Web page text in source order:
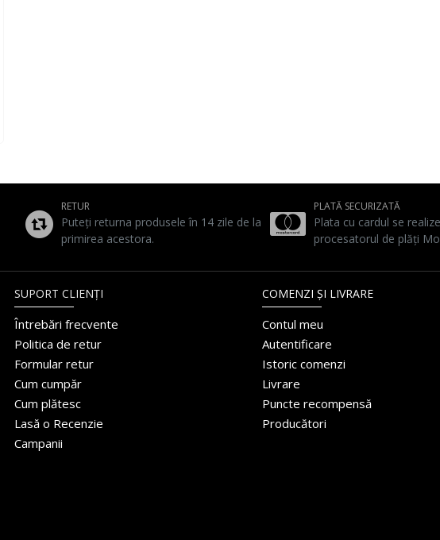
RETUR
Puteți returna produsele în 14 zile de la
primirea acestora.
PLATĂ SECURIZATĂ
Plata cu cardul se
procesatorul de plăți
SUPORT CLIENȚI
Întrebări frecvente
Politica de retur
Formular retur
Cum cumpăr
Cum plătesc
Lasă o Recenzie
Campanii
COMENZI ȘI LIVRARE
Contul meu
Autentificare
Istoric comenzi
Livrare
Puncte recompensă
Producători